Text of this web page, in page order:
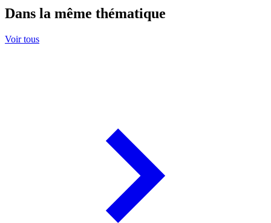
Dans la même thématique
Voir tous